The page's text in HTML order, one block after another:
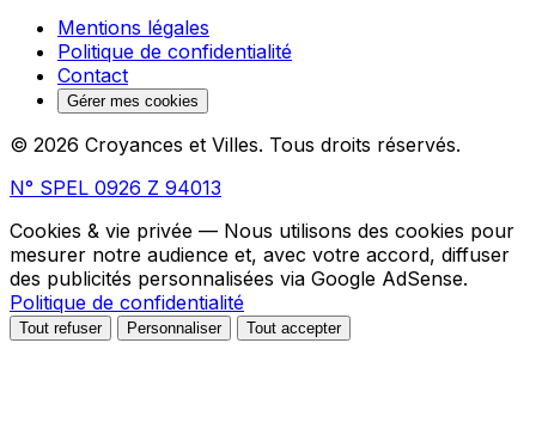
Mentions légales
Politique de confidentialité
Contact
Gérer mes cookies
© 2026 Croyances et Villes. Tous droits réservés.
N° SPEL 0926 Z 94013
Cookies & vie privée — Nous utilisons des cookies pour
mesurer notre audience et, avec votre accord, diffuser
des publicités personnalisées via Google AdSense.
Politique de confidentialité
Tout refuser Personnaliser Tout accepter